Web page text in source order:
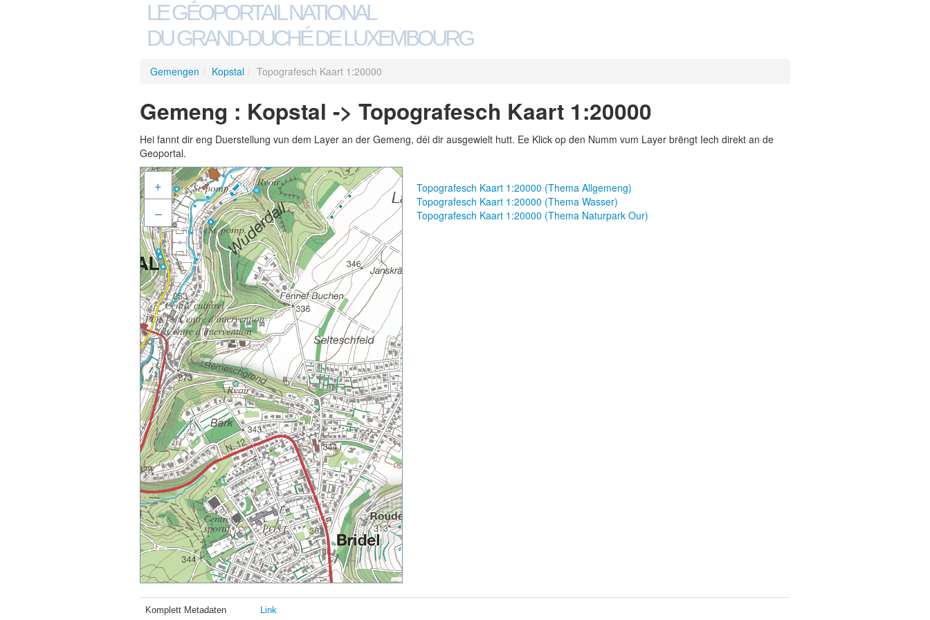
LE GÉOPORTAIL NATIONAL
DU GRAND-DUCHÉ DE LUXEMBOURG
Gemengen / Kopstal / Topografesch Kaart 1:20000
Gemeng : Kopstal -> Topografesch Kaart 1:20000
Hei fannt dir eng Duerstellung vun dem Layer an der Gemeng, déi dir ausgewielt hutt. Ee Klick op den Numm vum Layer brëngt Iech direkt an de
Geoportal.
+
–
Topografesch Kaart 1:20000 (Thema Allgemeng)
Topografesch Kaart 1:20000 (Thema Wasser)
Topografesch Kaart 1:20000 (Thema Naturpark Our)
Komplett Metadaten Link